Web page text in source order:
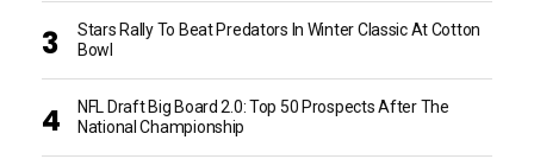
Stars Rally To Beat Predators In Winter Classic At Cotton
Bowl
NFL Draft Big Board 2.0: Top 50 Prospects After The
National Championship